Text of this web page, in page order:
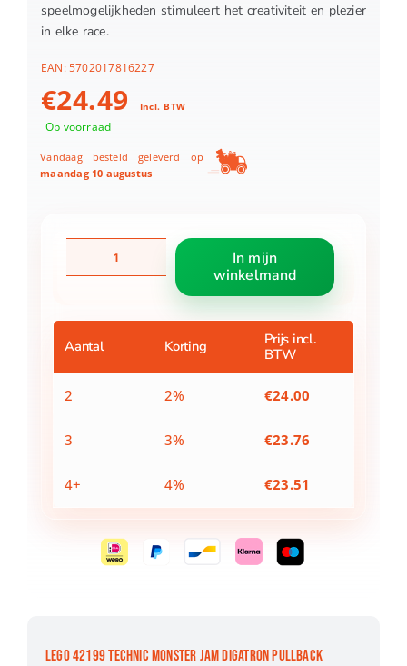
speelmogelijkheden stimuleert het creativiteit en plezier
in elke race.
EAN:5702017816227
€24.49 Incl. BTW
Op voorraad
Vandaag besteld geleverd op
maandag 10 augustus
42199
Jam
aantal
In mijn
winkelmand
Aantal Korting
Prijs incl.
BTW
2 2% €24.00
3 3% €23.76
4+ 4% €23.51
LEGO 42199 TECHNIC MONSTER JAM DIGATRON PULLBACK